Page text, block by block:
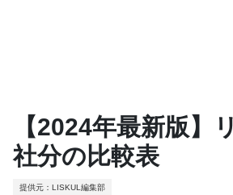
【2024年最新版
社分の比較表
提供元：LISKUL編集部